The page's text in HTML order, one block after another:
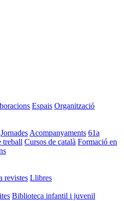
Espais Organització
Jornades Acompanyaments 61a
treball Cursos de català Formació en
revistes Llibres
Biblioteca infantil i juvenil